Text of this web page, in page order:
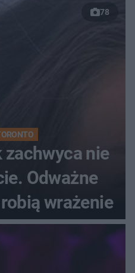
78
nie
Odważne
wrażenie